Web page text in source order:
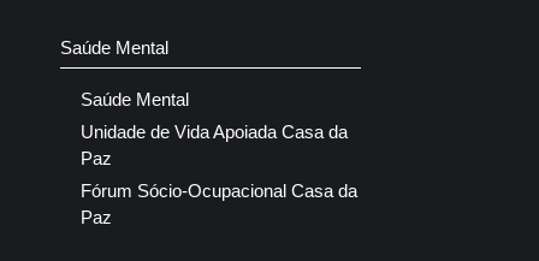
Saúde Mental
Saúde Mental
Unidade de Vida Apoiada Casa da
Paz
Fórum Sócio-Ocupacional Casa da
Paz